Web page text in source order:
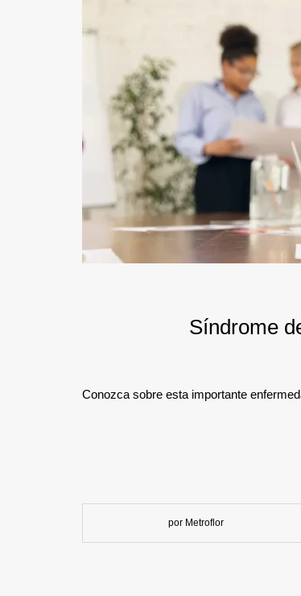
Síndrome
Conozca sobre esta importante
por Metroflor